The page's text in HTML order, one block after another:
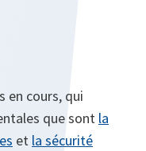
en cours, qui
que sont la
et la sécurité